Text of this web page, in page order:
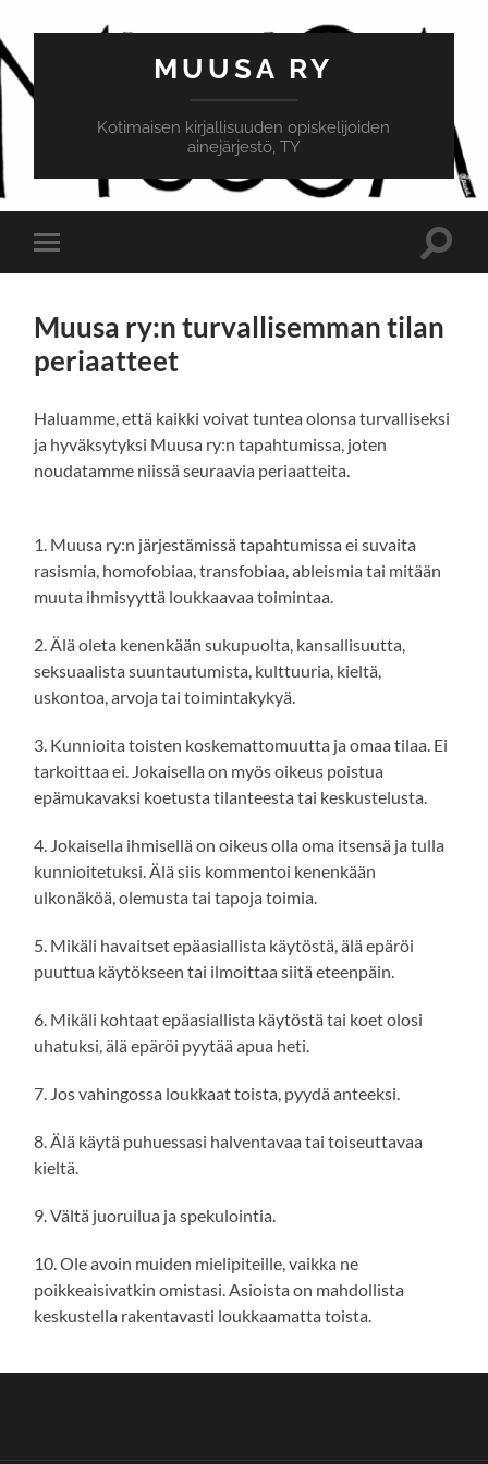
MUUSA RY
Kotimaisen kirjallisuuden opiskelijoiden
ainejärjestö, TY
Toggle
mobile
Toggle
Muusa ry:n turvallisemman tilan
periaatteet
Haluamme, että kaikki voivat tuntea olonsa turvalliseksi
ja hyväksytyksi Muusa ry:n tapahtumissa, joten
noudatamme niissä seuraavia periaatteita.
1. Muusa ry:n järjestämissä tapahtumissa ei suvaita
rasismia, homofobiaa, transfobiaa, ableismia tai mitään
muuta ihmisyyttä loukkaavaa toimintaa.
2. Älä oleta kenenkään sukupuolta, kansallisuutta,
seksuaalista suuntautumista, kulttuuria, kieltä,
uskontoa, arvoja tai toimintakykyä.
3. Kunnioita toisten koskemattomuutta ja omaa tilaa. Ei
tarkoittaa ei. Jokaisella on myös oikeus poistua
epämukavaksi koetusta tilanteesta tai keskustelusta.
4. Jokaisella ihmisellä on oikeus olla oma itsensä ja tulla
kunnioitetuksi. Älä siis kommentoi kenenkään
ulkonäköä, olemusta tai tapoja toimia.
5. Mikäli havaitset epäasiallista käytöstä, älä epäröi
puuttua käytökseen tai ilmoittaa siitä eteenpäin.
6. Mikäli kohtaat epäasiallista käytöstä tai koet olosi
uhatuksi, älä epäröi pyytää apua heti.
7. Jos vahingossa loukkaat toista, pyydä anteeksi.
8. Älä käytä puhuessasi halventavaa tai toiseuttavaa
kieltä.
9. Vältä juoruilua ja spekulointia.
10. Ole avoin muiden mielipiteille, vaikka ne
poikkeaisivatkin omistasi. Asioista on mahdollista
keskustella rakentavasti loukkaamatta toista.